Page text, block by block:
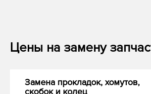
Цены на замену
Замена прокладок, хомутов,
скобок и колец